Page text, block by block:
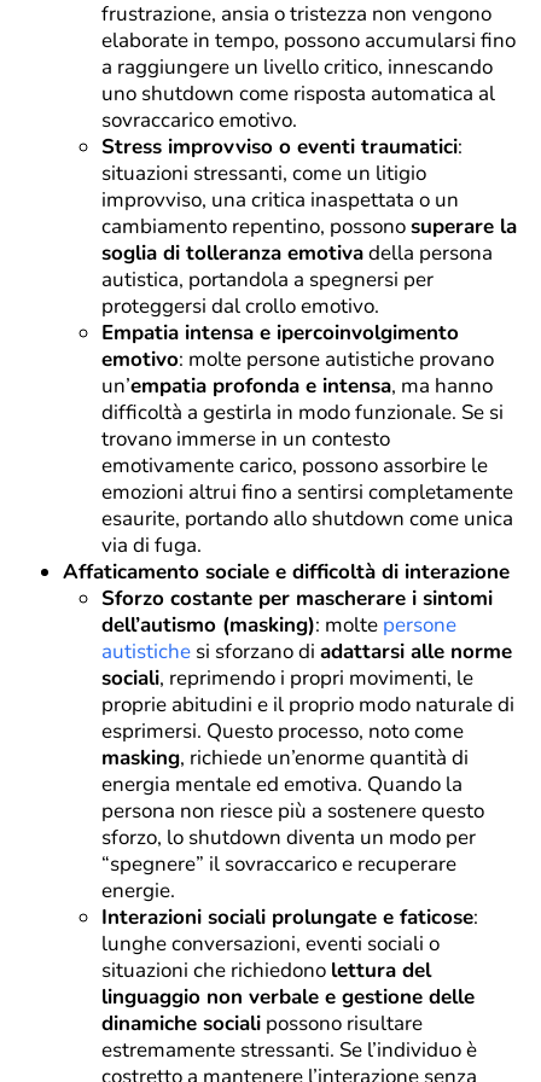
frustrazione, ansia o tristezza non vengono
elaborate in tempo, possono accumularsi fino
a raggiungere un livello critico, innescando
uno shutdown come risposta automatica al
sovraccarico emotivo.
Stress improvviso o eventi traumatici:
situazioni stressanti, come un litigio
improvviso, una critica inaspettata o un
cambiamento repentino, possonosuperare la
soglia di tolleranza emotivadella persona
autistica, portandola a spegnersi per
proteggersi dal crollo emotivo.
Empatia intensa e ipercoinvolgimento
emotivo: molte persone autistiche provano
un’empatia profonda e intensa, ma hanno
difficoltà a gestirla in modo funzionale. Se si
trovano immerse in un contesto
emotivamente carico, possono assorbire le
emozioni altrui fino a sentirsi completamente
esaurite, portando allo shutdown come unica
via di fuga.
Affaticamento sociale e difficoltà di interazione
Sforzo costante per mascherare i sintomi
dell’autismo (masking): molte persone
autistiche si sforzano di adattarsi alle norme
sociali, reprimendo i propri movimenti, le
proprie abitudini e il proprio modo naturale di
esprimersi. Questo processo, noto come
masking, richiede un’enorme quantità di
energia mentale ed emotiva. Quando la
persona non riesce più a sostenere questo
sforzo, lo shutdown diventa un modo per
“spegnere” il sovraccarico e recuperare
energie.
Interazioni sociali prolungate e faticose:
lunghe conversazioni, eventi sociali o
situazioni che richiedono lettura del
linguaggio non verbale e gestione delle
dinamiche sociali possono risultare
estremamente stressanti. Se l’individuo è